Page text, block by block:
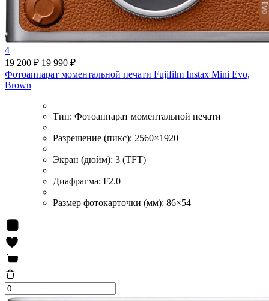
4
19 200 ₽ 19 990 ₽
Фотоаппарат моментальной печати Fujifilm Instax Mini Evo,
Brown
Тип: Фотоаппарат моментальной печати
Разрешение (пикс): 2560×1920
Экран (дюйм): 3 (TFT)
Диафрагма: F2.0
Размер фотокарточки (мм): 86×54